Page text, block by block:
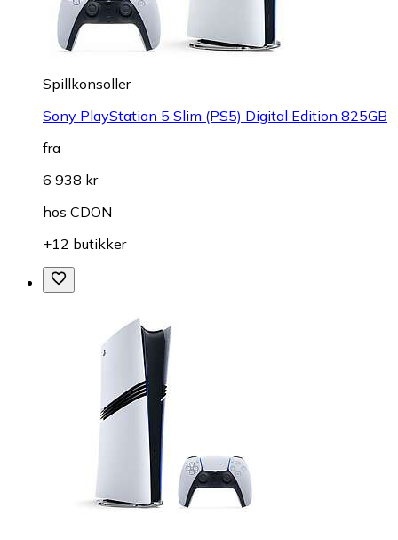
Spillkonsoller
Sony PlayStation 5 Slim (PS5) Digital Edition 825GB
fra
6 938 kr
hos CDON
+12 butikker